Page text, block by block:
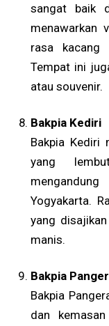
sangat baik
menawarkan
rasa kacang
Tempat ini
atau souvenir.
Bakpia Kediri
Bakpia Kediri
yang
Yogyakarta.
yang
manis.
Bakpia
Bakpia
dan